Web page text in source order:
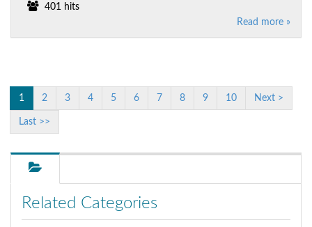
401 hits
Read more »
1 2 3 4 5 6 7 8 9 10 Next >
Last >>
Related Categories